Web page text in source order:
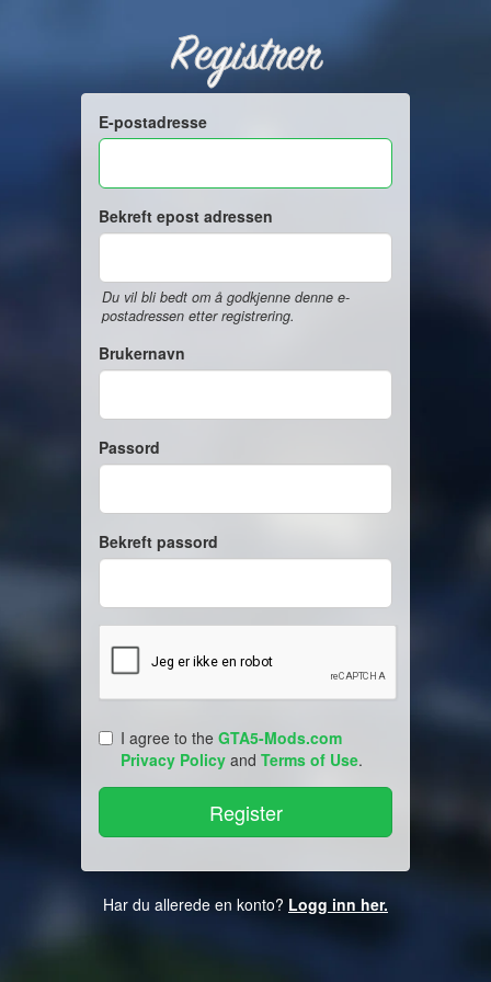
Registrer
E-postadresse
Bekreft epost adressen
Du vil bli bedt om å godkjenne denne e-
postadressen etter registrering.
Brukernavn
Passord
Bekreft passord
I agree to the GTA5-Mods.com
Privacy Policy and Terms of Use.
Har du allerede en konto? Logg inn her.